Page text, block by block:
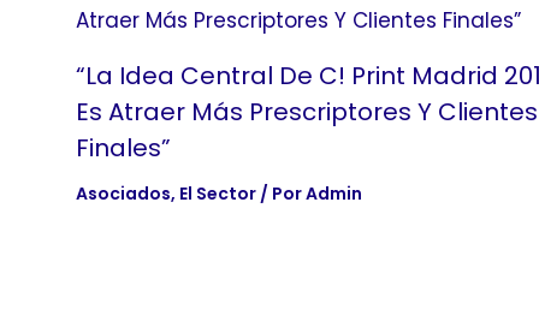
“La Idea Central De C! Print Madrid
Es Atraer Más Prescriptores Y Clientes
Finales”
Asociados, El Sector/ PorAdmin